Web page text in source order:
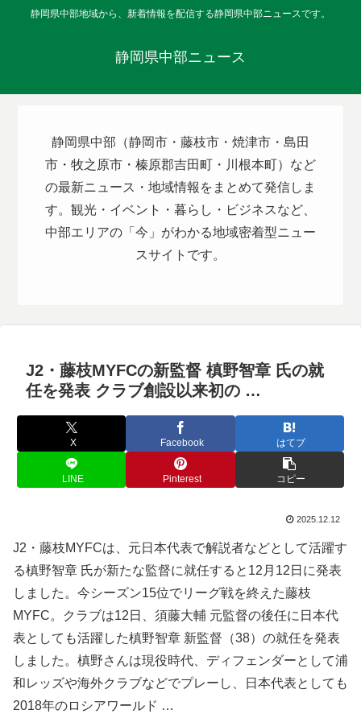
静岡県中部地域から、新着情報を配信する静岡県中部ニュースです。
静岡県中部ニュース
静岡県中部（静岡市・藤枝市・焼津市・島田
市・牧之原市・榛原郡吉田町・川根本町）など
の最新ニュース・地域情報をまとめて発信しま
す。観光・イベント・暮らし・ビジネスなど、
中部エリアの「今」がわかる地域密着型ニュー
スサイトです。
J2・藤枝MYFCの新監督 槙野智章 氏の就
任を発表 クラブ創設以来初の …
X Facebook はてブ
LINE Pinterest コピー
2025.12.12
J2・藤枝MYFCは、元日本代表で解説者などとして活躍す
る槙野智章 氏が新たな監督に就任すると12月12日に発表
しました。今シーズン15位でリーグ戦を終えた藤枝
MYFC。クラブは12日、須藤大輔 元監督の後任に日本代
表としても活躍した槙野智章 新監督（38）の就任を発表
しました。槙野さんは現役時代、ディフェンダーとして浦
和レッズや海外クラブなどでプレーし、日本代表としても
2018年のロシアワールド …